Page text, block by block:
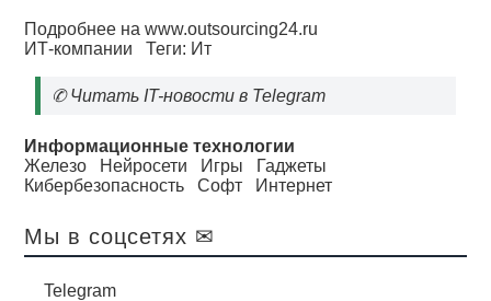
Подробнее на www.outsourcing24.ru
ИТ-компании Теги: Ит
✆Читать IT-новости в Telegram
Информационные технологии
Железо
Нейросети Игры
Гаджеты
Кибербезопасность
Софт Интернет
Мы в соцсетях ✉
Telegram